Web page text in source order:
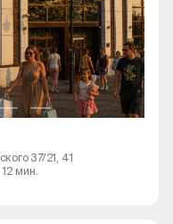
37/21, 41
12 мин.